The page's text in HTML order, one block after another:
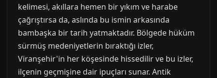
kelimesi, akıllara hemen bir yıkım ve harabe
çağrıştırsa da, aslında bu ismin arkasında
bambaşka bir tarih yatmaktadır. Bölgede hüküm
sürmüş medeniyetlerin bıraktığı izler,
Viranşehir'in her köşesinde hissedilir ve bu izler,
ilçenin geçmişine dair ipuçları sunar. Antik